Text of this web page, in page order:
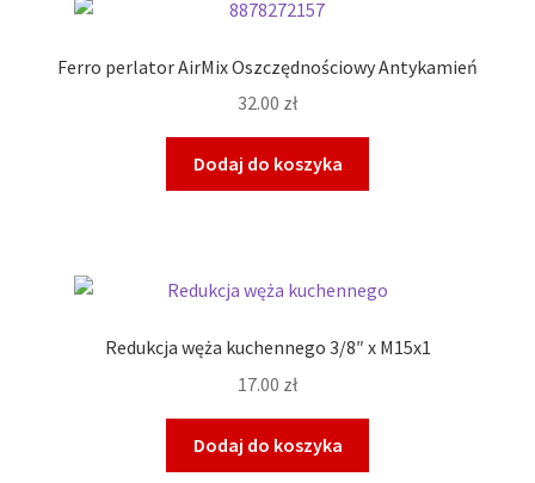
Ferro perlator AirMix Oszczędnościowy Antykamień
32.00 zł
Dodaj do koszyka
Redukcja węża kuchennego 3/8″ x M15x1
17.00 zł
Dodaj do koszyka